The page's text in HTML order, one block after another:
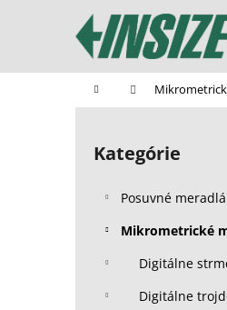
Domov
B
Preskočiť
kategórie
Kategórie
Posuvné meradlá
Mikrometrické
Digitálne
Digitálne
í
Späť
do
Späť
do